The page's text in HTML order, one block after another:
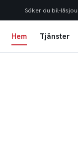
Söker du bil-
Hem Tjänster